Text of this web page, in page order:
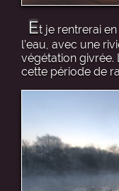
Et je rentrerai
l’eau, avec une
végétation givrée.
cette période de